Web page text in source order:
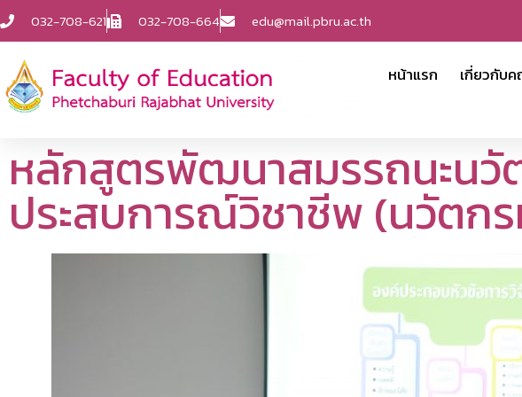
032-708-621 032-708-664 edu@mail.pbru.ac.th
หน้าแรก เกี่ยวกับ
หลักสูตรพัฒนาสมรรถนะน
ประสบการณ์วิชาชีพ (นวัตก